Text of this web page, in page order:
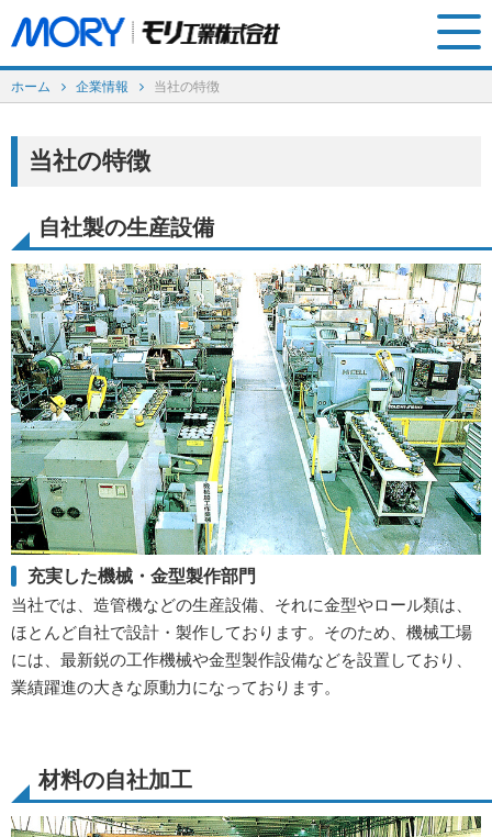
企業情報 製品情報
IR情報
お問い合わせ English
ホーム 企業情報 当社の特徴
当社の特徴
自社製の生産設備
充実した機械・金型製作部門
当社では、造管機などの生産設備、それに金型やロール類は、
ほとんど自社で設計・製作しております。そのため、機械工場
には、最新鋭の工作機械や金型製作設備などを設置しており、
業績躍進の大きな原動力になっております。
材料の自社加工